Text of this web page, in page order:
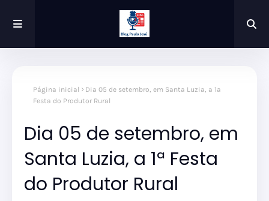
Página inicial
Dia 05 de setembro, em Santa Luzia, a 1ª
Festa do Produtor Rural
Dia 05 de setembro, em
Santa Luzia, a 1ª Festa
do Produtor Rural